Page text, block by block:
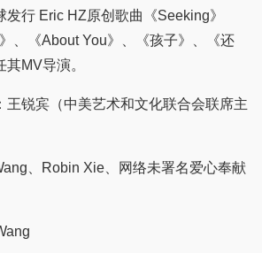
行 Eric HZ原创歌曲《Seeking》
》、《About You》、《孩子》、《还
MV导演。
锐宾（中美艺术和文化联合会联席主
、Robin Xie、网络未署名爱心奉献